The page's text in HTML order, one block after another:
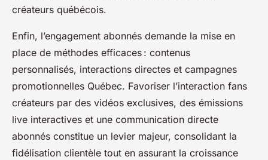
créateurs québécois.
Enfin, l’engagement abonnés demande la mise en
place de méthodes efficaces : contenus
personnalisés, interactions directes et campagnes
promotionnelles Québec. Favoriser l’interaction fans
créateurs par des vidéos exclusives, des émissions
live interactives et une communication directe
abonnés constitue un levier majeur, consolidant la
fidélisation clientèle tout en assurant la croissance